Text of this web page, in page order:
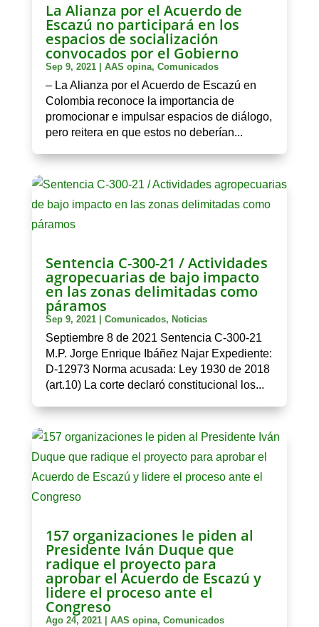
La Alianza por el Acuerdo de
Escazú no participará en los
espacios de socialización
convocados por el Gobierno
Sep 9, 2021| AAS opina, Comunicados
– La Alianza por el Acuerdo de Escazú en
Colombia reconoce la importancia de
promocionar e impulsar espacios de diálogo,
pero reitera en que estos no deberían...
Sentencia C-300-21 / Actividades
agropecuarias de bajo impacto
en las zonas delimitadas como
páramos
Sep 9, 2021| Comunicados, Noticias
Septiembre 8 de 2021 Sentencia C-300-21
M.P. Jorge Enrique Ibáñez Najar Expediente:
D-12973 Norma acusada: Ley 1930 de 2018
(art.10) La corte declaró constitucional los...
157 organizaciones le piden al
Presidente Iván Duque que
radique el proyecto para
aprobar el Acuerdo de Escazú y
lidere el proceso ante el
Congreso
Ago 24, 2021| AAS opina, Comunicados